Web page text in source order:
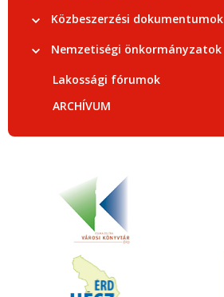
Közbeszerzési dokumentumok
Nemzetiségi önkormányzatok
Lakossági fórumok
ARCHÍVUM